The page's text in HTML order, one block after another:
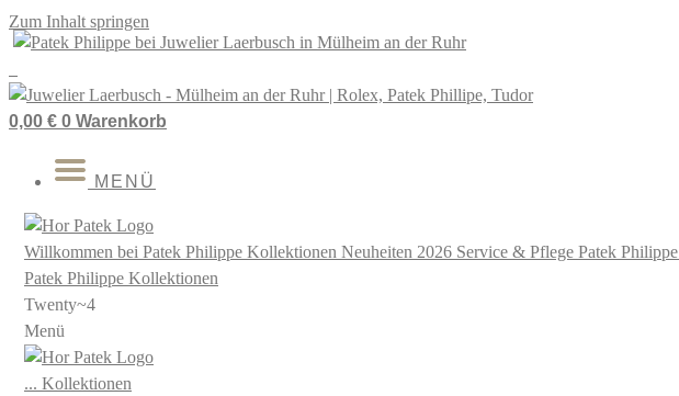
Zum Inhalt springen
0,00 € 0 Warenkorb
MENÜ
Willkommen bei Patek Philippe Kollektionen Neuheiten 2026 Service & Pflege Patek Philippe
Patek Philippe Kollektionen
Twenty~4
Menü
... Kollektionen